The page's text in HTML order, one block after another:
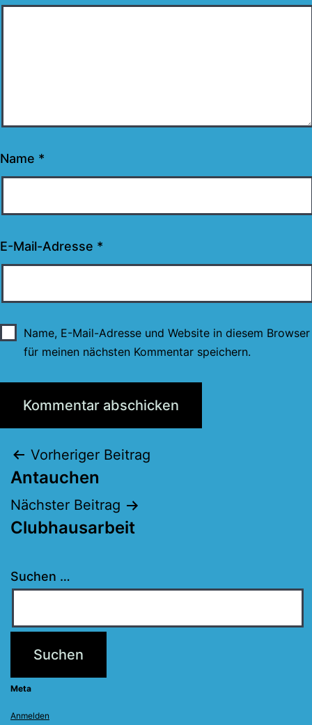
Name *
E-Mail-Adresse *
Name, E-Mail-Adresse und Website in diesem Browser
für meinen nächsten Kommentar speichern.
Beitragsnavigation
Vorheriger Beitrag
Antauchen
Nächster Beitrag
Clubhausarbeit
Suchen …
Meta
Anmelden